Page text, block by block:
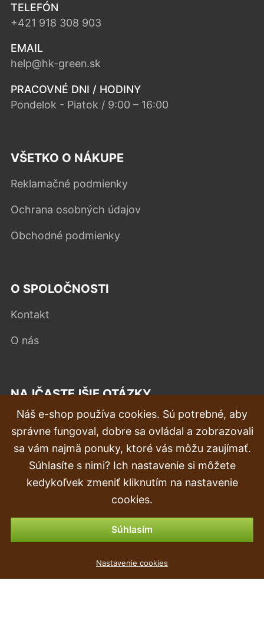
TELEFÓN
+421 918 308 903
EMAIL
help@hk-green.sk
PRACOVNÉ DNI / HODINY
Pondelok - Piatok / 9:00 – 16:00
VŠETKO O NÁKUPE
Reklamačné podmienky
Ochrana osobných údajov
Obchodné podmienky
O SPOLOČNOSTI
Kontakt
O nás
NAJČASTEJŠIE OTÁZKY
Reklamácia
Doprava a doručenie
Objednávka
Vrátenie tovaru & vrátenie peňazí
Náš e-shop používa cookies. Sú potrebné, aby
správne fungoval, dobre sa ovládal a zobrazovali
sa vám najmä ponuky, ktoré vás môžu zaujímať.
Súhlasíte s nimi? Ich nastavenie si môžete
kedykoľvek zmeniť kliknutím na nastavenie
cookies.
Súhlasím
Nastavenie cookies